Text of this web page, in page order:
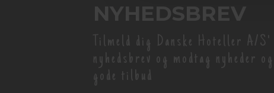
NYHEDSBREV
Tilmeld dig Danske Hoteller A/S'
nyhedsbrev og modtag nyheder og
gode tilbud